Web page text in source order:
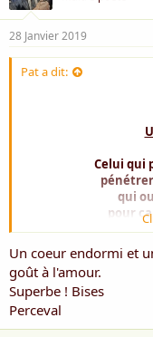
28 Janvier 2019
Pat a dit:
Celui qui
qui
pour
emplira
allumera
où
Un coeur endormi et
goût à l'amour.
Superbe ! Bises
Perceval